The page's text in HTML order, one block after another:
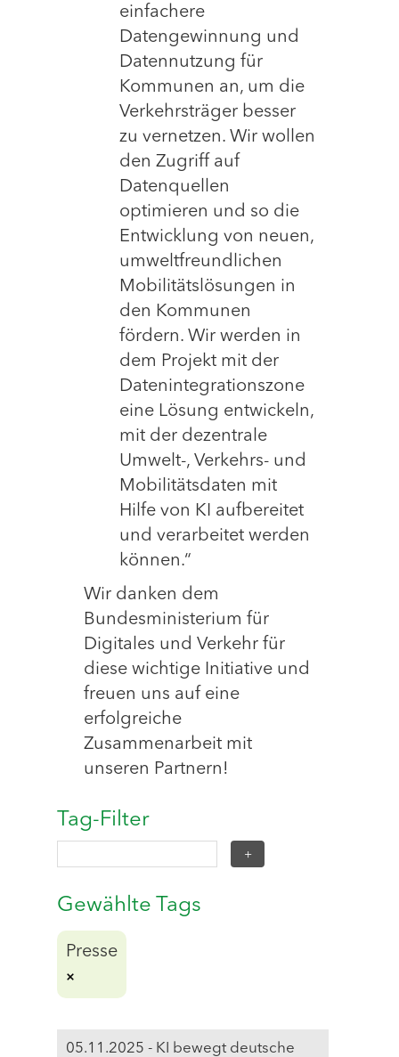
einfachere
Datengewinnung und
Datennutzung für
Kommunen an, um die
Verkehrsträger besser
zu vernetzen. Wir wollen
den Zugriff auf
Datenquellen
optimieren und so die
Entwicklung von neuen,
umweltfreundlichen
Mobilitätslösungen in
den Kommunen
fördern. Wir werden in
dem Projekt mit der
Datenintegrationszone
eine Lösung entwickeln,
mit der dezentrale
Umwelt-, Verkehrs- und
Mobilitätsdaten mit
Hilfe von KI aufbereitet
und verarbeitet werden
können.“
Wir danken dem
Bundesministerium für
Digitales und Verkehr für
diese wichtige Initiative und
freuen uns auf eine
erfolgreiche
Zusammenarbeit mit
unseren Partnern!
Tag-Filter
Gewählte Tags
Presse
05.11.2025 - KI bewegt deutsche